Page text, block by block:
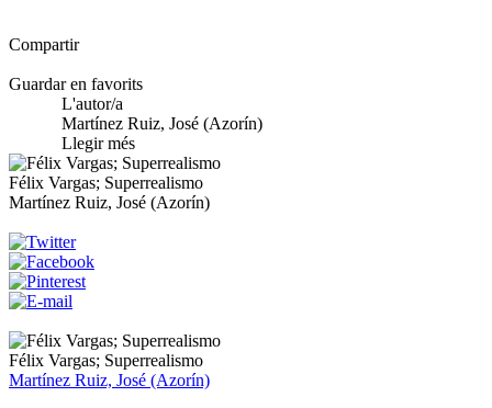
Compartir
Guardar en favorits
L'autor/a
Martínez Ruiz, José (Azorín)
Llegir més
Félix Vargas; Superrealismo
Martínez Ruiz, José (Azorín)
Félix Vargas; Superrealismo
Martínez Ruiz, José (Azorín)